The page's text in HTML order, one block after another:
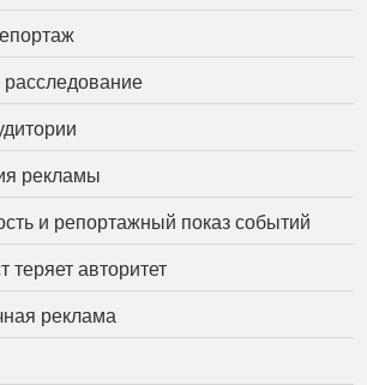
рекламы
и репортажный показ событий
теряет авторитет
реклама